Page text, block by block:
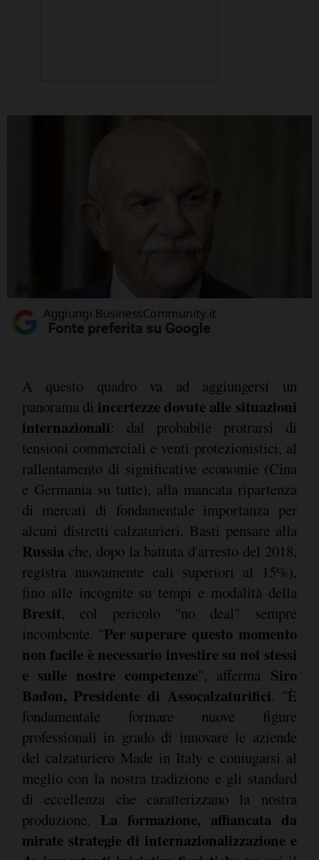
A questo quadro va ad aggiungersi un
panorama di incertezze dovute alle situazioni
internazionali: dal probabile protrarsi di
tensioni commerciali e venti protezionistici, al
rallentamento di significative economie (Cina
e Germania su tutte), alla mancata ripartenza
di mercati di fondamentale importanza per
alcuni distretti calzaturieri. Basti pensare alla
Russia che, dopo la battuta d'arresto del 2018,
registra nuovamente cali superiori al 15%),
fino alle incognite su tempi e modalità della
Brexit, col pericolo "no deal" sempre
incombente. "Per superare questo momento
non facile è necessario investire su noi stessi
e sulle nostre competenze", afferma Siro
Badon, Presidente di Assocalzaturifici. "È
fondamentale formare nuove figure
professionali in grado di innovare le aziende
del calzaturiero Made in Italy e coniugarsi al
meglio con la nostra tradizione e gli standard
di eccellenza che caratterizzano la nostra
produzione. La formazione, affiancata da
mirate strategie di internazionalizzazione e